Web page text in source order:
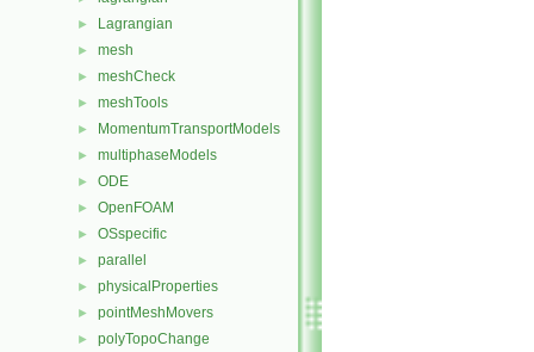
► Lagrangian
► mesh
► meshCheck
► meshTools
► MomentumTransportModels
► multiphaseModels
► ODE
► OpenFOAM
► OSspecific
► parallel
► physicalProperties
► pointMeshMovers
► polyTopoChange